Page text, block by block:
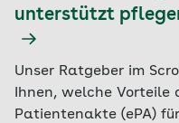
unterstützt
Unser Ratgeber im
Ihnen, welche Vorteile
Patientenakte (ePA)